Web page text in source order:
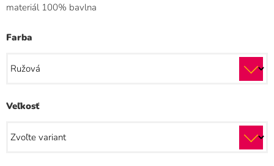
materiál 100% bavlna
Farba
Veľkosť